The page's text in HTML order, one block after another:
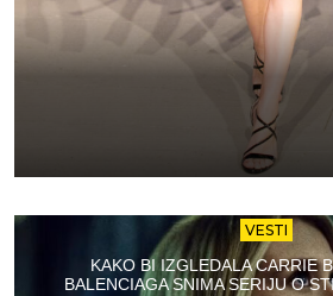
VESTI
KAKO BI IZGLEDALA CARRIE
BALENCIAGA SNIMA SERIJU O